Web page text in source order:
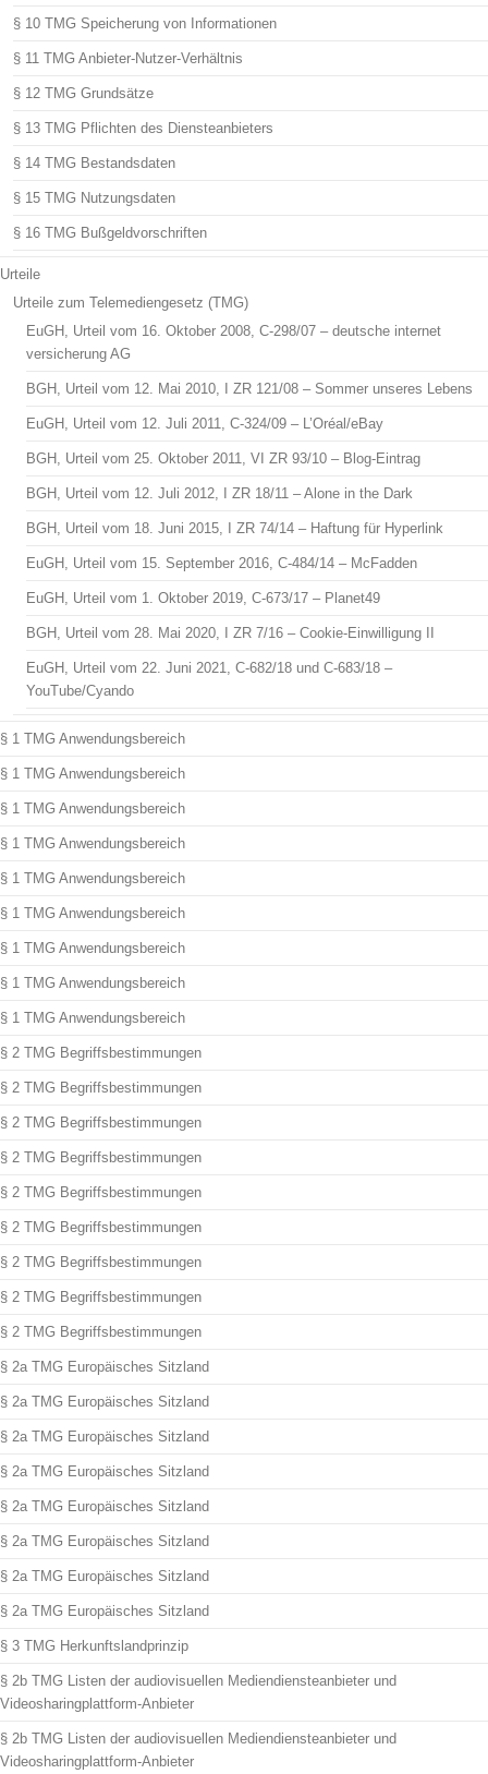
§ 10 TMG Speicherung von Informationen
§ 11 TMG Anbieter-Nutzer-Verhältnis
§ 12 TMG Grundsätze
§ 13 TMG Pflichten des Diensteanbieters
§ 14 TMG Bestandsdaten
§ 15 TMG Nutzungsdaten
§ 16 TMG Bußgeldvorschriften
Urteile
Urteile zum Telemediengesetz (TMG)
EuGH, Urteil vom 16. Oktober 2008, C-298/07 – deutsche internet
versicherung AG
BGH, Urteil vom 12. Mai 2010, I ZR 121/08 – Sommer unseres Lebens
EuGH, Urteil vom 12. Juli 2011, C-324/09 – L’Oréal/eBay
BGH, Urteil vom 25. Oktober 2011, VI ZR 93/10 – Blog-Eintrag
BGH, Urteil vom 12. Juli 2012, I ZR 18/11 – Alone in the Dark
BGH, Urteil vom 18. Juni 2015, I ZR 74/14 – Haftung für Hyperlink
EuGH, Urteil vom 15. September 2016, C-484/14 – McFadden
EuGH, Urteil vom 1. Oktober 2019, C-673/17 – Planet49
BGH, Urteil vom 28. Mai 2020, I ZR 7/16 – Cookie-Einwilligung II
EuGH, Urteil vom 22. Juni 2021, C-682/18 und C-683/18 –
YouTube/Cyando
§ 1 TMG Anwendungsbereich
§ 1 TMG Anwendungsbereich
§ 1 TMG Anwendungsbereich
§ 1 TMG Anwendungsbereich
§ 1 TMG Anwendungsbereich
§ 1 TMG Anwendungsbereich
§ 1 TMG Anwendungsbereich
§ 1 TMG Anwendungsbereich
§ 1 TMG Anwendungsbereich
§ 2 TMG Begriffsbestimmungen
§ 2 TMG Begriffsbestimmungen
§ 2 TMG Begriffsbestimmungen
§ 2 TMG Begriffsbestimmungen
§ 2 TMG Begriffsbestimmungen
§ 2 TMG Begriffsbestimmungen
§ 2 TMG Begriffsbestimmungen
§ 2 TMG Begriffsbestimmungen
§ 2 TMG Begriffsbestimmungen
§ 2a TMG Europäisches Sitzland
§ 2a TMG Europäisches Sitzland
§ 2a TMG Europäisches Sitzland
§ 2a TMG Europäisches Sitzland
§ 2a TMG Europäisches Sitzland
§ 2a TMG Europäisches Sitzland
§ 2a TMG Europäisches Sitzland
§ 2a TMG Europäisches Sitzland
§ 3 TMG Herkunftslandprinzip
§ 2b TMG Listen der audiovisuellen Mediendiensteanbieter und
Videosharingplattform-Anbieter
§ 2b TMG Listen der audiovisuellen Mediendiensteanbieter und
Videosharingplattform-Anbieter